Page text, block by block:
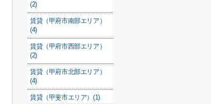
(2)
賃貸（甲府市南部エリア）
(4)
賃貸（甲府市西部エリア）
(2)
賃貸（甲府市北部エリア）
(4)
賃貸（甲斐市エリア）(1)